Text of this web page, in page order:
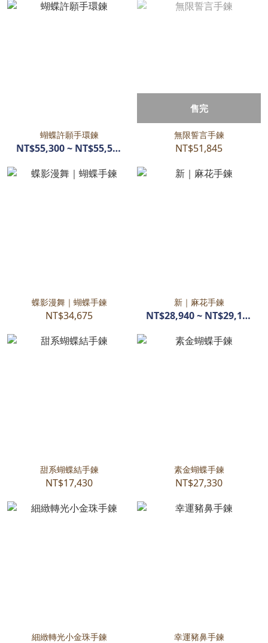
蝴蝶許願手環鍊
NT$55,300 ~ NT$55,500
售完
無限誓言手鍊
NT$51,845
蝶影漫舞｜蝴蝶手鍊
NT$34,675
新｜麻花手鍊
NT$28,940 ~ NT$29,180
甜系蝴蝶結手鍊
NT$17,430
素金蝴蝶手鍊
NT$27,330
細緻轉光小金珠手鍊 幸運豬鼻手鍊